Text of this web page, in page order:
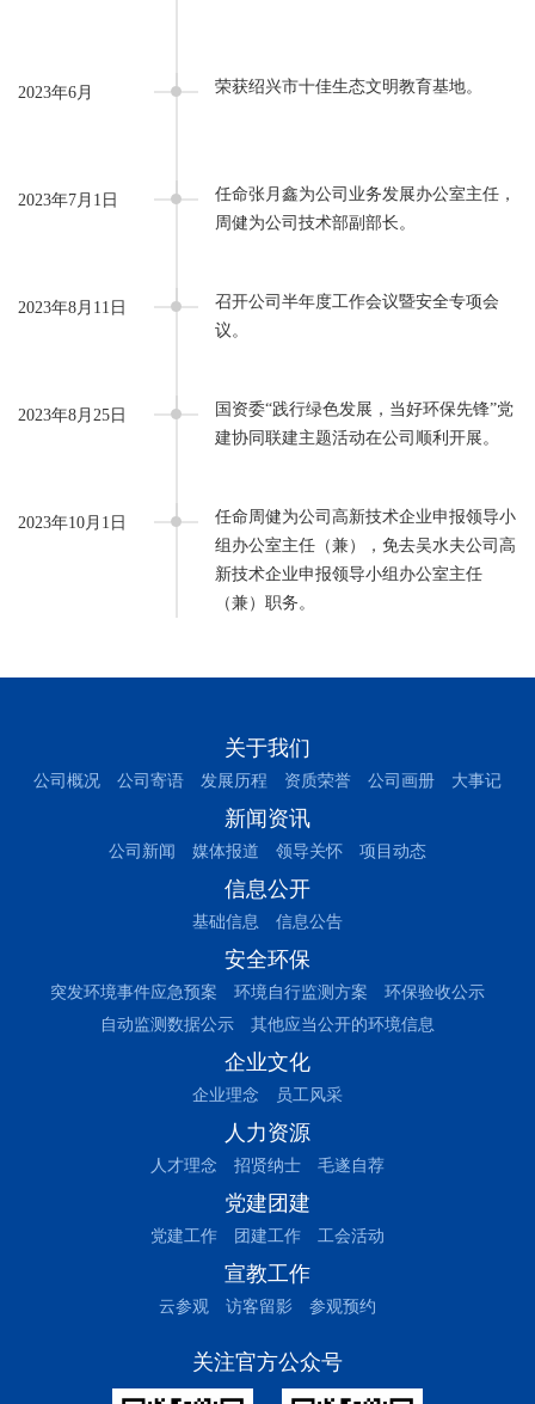
2023年6月 荣获绍兴市十佳生态文明教育基地。
2023年7月1日
任命张月鑫为公司业务发展办公室主任，
周健为公司技术部副部长。
2023年8月11日
召开公司半年度工作会议暨安全专项会
议。
2023年8月25日
国资委“践行绿色发展，当好环保先锋”党
建协同联建主题活动在公司顺利开展。
2023年10月1日
任命周健为公司高新技术企业申报领导小
组办公室主任（兼），免去吴水夫公司高
新技术企业申报领导小组办公室主任
（兼）职务。
关于我们
公司概况 公司寄语 发展历程 资质荣誉 公司画册 大事记
新闻资讯
公司新闻 媒体报道 领导关怀 项目动态
信息公开
基础信息 信息公告
安全环保
突发环境事件应急预案 环境自行监测方案
环保验收公示
自动监测数据公示
其他应当公开的环境信息
企业文化
企业理念 员工风采
人力资源
人才理念 招贤纳士 毛遂自荐
党建团建
党建工作 团建工作 工会活动
宣教工作
云参观 访客留影 参观预约
关注官方公众号